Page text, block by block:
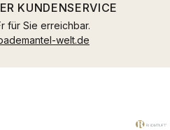
KUNDENSERVICE
für Sie erreichbar.
welt.de